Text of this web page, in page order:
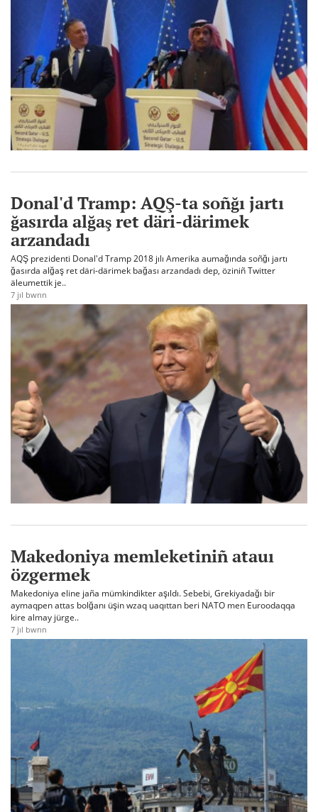
Donal'd Tramp: AQŞ-ta soñğı jartı
ğasırda alğaş ret däri-därimek
arzandadı
AQŞ prezidenti Donal'd Tramp 2018 jılı Amerika aumağında soñğı jartı
ğasırda alğaş ret däri-därimek bağası arzandadı dep, öziniñ Twitter
äleumettik je..
7 jıl bwrın
Makedoniya memleketiniñ atauı
özgermek
Makedoniya eline jaña mümkindikter aşıldı. Sebebi, Grekiyadağı bir
aymaqpen attas bolğanı üşin wzaq uaqıttan beri NATO men Euroodaqqa
kire almay jürge..
7 jıl bwrın